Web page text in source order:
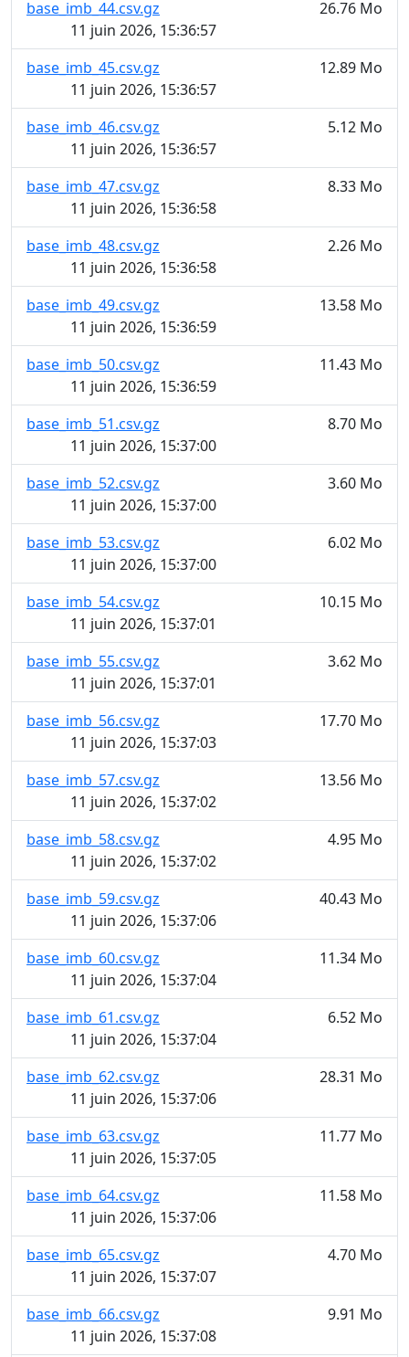
base_imb_44.csv.gz
26.76 Mo
11 juin 2026, 15:36:57
base_imb_45.csv.gz
12.89 Mo
11 juin 2026, 15:36:57
base_imb_46.csv.gz
5.12 Mo
11 juin 2026, 15:36:57
base_imb_47.csv.gz
8.33 Mo
11 juin 2026, 15:36:58
base_imb_48.csv.gz
2.26 Mo
11 juin 2026, 15:36:58
base_imb_49.csv.gz
13.58 Mo
11 juin 2026, 15:36:59
base_imb_50.csv.gz
11.43 Mo
11 juin 2026, 15:36:59
base_imb_51.csv.gz
8.70 Mo
11 juin 2026, 15:37:00
base_imb_52.csv.gz
3.60 Mo
11 juin 2026, 15:37:00
base_imb_53.csv.gz
6.02 Mo
11 juin 2026, 15:37:00
base_imb_54.csv.gz
10.15 Mo
11 juin 2026, 15:37:01
base_imb_55.csv.gz
3.62 Mo
11 juin 2026, 15:37:01
base_imb_56.csv.gz
17.70 Mo
11 juin 2026, 15:37:03
base_imb_57.csv.gz
13.56 Mo
11 juin 2026, 15:37:02
base_imb_58.csv.gz
4.95 Mo
11 juin 2026, 15:37:02
base_imb_59.csv.gz
40.43 Mo
11 juin 2026, 15:37:06
base_imb_60.csv.gz
11.34 Mo
11 juin 2026, 15:37:04
base_imb_61.csv.gz
6.52 Mo
11 juin 2026, 15:37:04
base_imb_62.csv.gz
28.31 Mo
11 juin 2026, 15:37:06
base_imb_63.csv.gz
11.77 Mo
11 juin 2026, 15:37:05
base_imb_64.csv.gz
11.58 Mo
11 juin 2026, 15:37:06
base_imb_65.csv.gz
4.70 Mo
11 juin 2026, 15:37:07
base_imb_66.csv.gz
9.91 Mo
11 juin 2026, 15:37:08